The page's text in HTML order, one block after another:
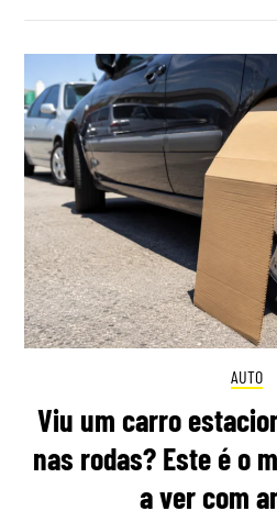
AUTO
Viu um carro
nas rodas? Este é o
a ver com